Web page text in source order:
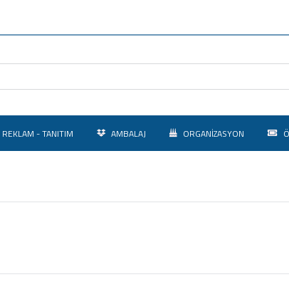
REKLAM - TANITIM AMBALAJ ORGANİZASYON